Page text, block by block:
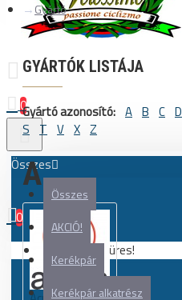
0
Összes
Összes
AKCIÓ!
Kerékpár
Kerékpár alkatrész
0
Az Ön kosara üres!
Gyártó
GYÁRTÓK LISTÁJA
Gyártó azonosító: A B C D
S
T V X Z
A